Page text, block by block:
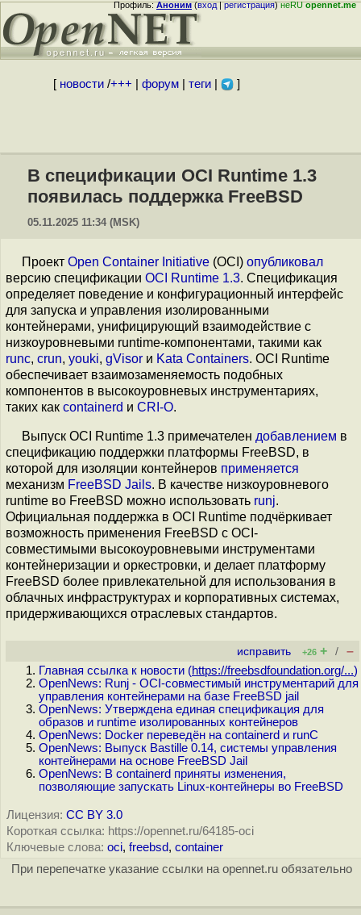
Профиль:Аноним(вход|регистрация)неRUopennet.me
[ новости/+++ форум| теги| ]
В спецификации OCI Runtime 1.3
появилась поддержка FreeBSD
05.11.2025 11:34 (MSK)
Проект Open Container Initiative (OCI) опубликовал
версию спецификации OCI Runtime 1.3. Спецификация
определяет поведение и конфигурационный интерфейс
для запуска и управления изолированными
контейнерами, унифицирующий взаимодействие с
низкоуровневыми runtime-компонентами, такими как
runc, crun, youki, gVisor и Kata Containers. OCI Runtime
обеспечивает взаимозаменяемость подобных
компонентов в высокоуровневых инструментариях,
таких как containerd и CRI-O.
Выпуск OCI Runtime 1.3 примечателен добавлением в
спецификацию поддержки платформы FreeBSD, в
которой для изоляции контейнеров применяется
механизм FreeBSD Jails. В качестве низкоуровневого
runtime во FreeBSD можно использовать runj.
Официальная поддержка в OCI Runtime подчёркивает
возможность применения FreeBSD с OCI-
совместимыми высокоуровневыми инструментами
контейнеризации и оркестровки, и делает платформу
FreeBSD более привлекательной для использования в
облачных инфраструктурах и корпоративных системах,
придерживающихся отраслевых стандартов.
исправить +26 + / –
Главная ссылка к новости (https://freebsdfoundation.org/...)
OpenNews: Runj - OCI-совместимый инструментарий для
управления контейнерами на базе FreeBSD jail
OpenNews: Утверждена единая спецификация для
образов и runtime изолированных контейнеров
OpenNews: Docker переведён на containerd и runC
OpenNews: Выпуск Bastille 0.14, системы управления
контейнерами на основе FreeBSD Jail
OpenNews: В containerd приняты изменения,
позволяющие запускать Linux-контейнеры во FreeBSD
Лицензия: CC BY 3.0
Короткая ссылка: https://opennet.ru/64185-oci
Ключевые слова: oci, freebsd, container
При перепечатке указание ссылки на opennet.ru обязательно